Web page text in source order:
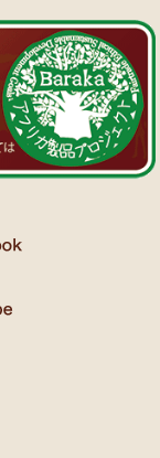
期間限定 在庫限り
タンザニア産カシ
～期間限定 在庫限り
荷！トレーディン
品 新入荷！作家
エシカル製品～
活動中！
ぐ着れるし、カフ
ので、素肌寝（家
した。
ピアスを探してい
。